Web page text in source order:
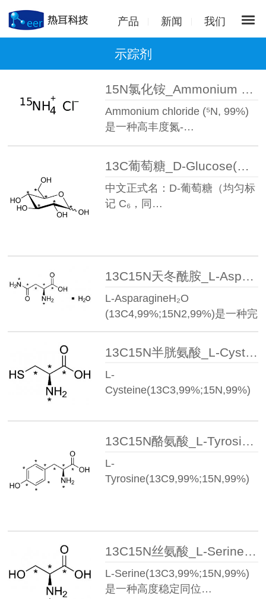
产品 新闻 我们
示踪剂
15N氯化铵_Ammonium chloride(15N,99%)
Ammonium chloride (⁵N, 99%)
是一种高丰度氮-…
13C葡萄糖_D-Glucose(U-13C6,99%)
中文正式名：D-葡萄糖（均匀标
记 C₆，同…
13C15N天冬酰胺_L-Asparagine·H₂O (13C4,99%;15N2,99%)
L-AsparagineH₂O
(13C4,99%;15N2,99%)是一种完
全由…
L-
Cysteine(13C3,99%;15N,99%)
13C15N酪氨酸_L-Tyrosine(13C9,99%;15N,99%)
L-
Tyrosine(13C9,99%;15N,99%)​
13C15N丝氨酸_L-Serine(13C3,99%;15N,99%)
L-Serine(13C3,99%;15N,99%)
是一种高度稳定同位…